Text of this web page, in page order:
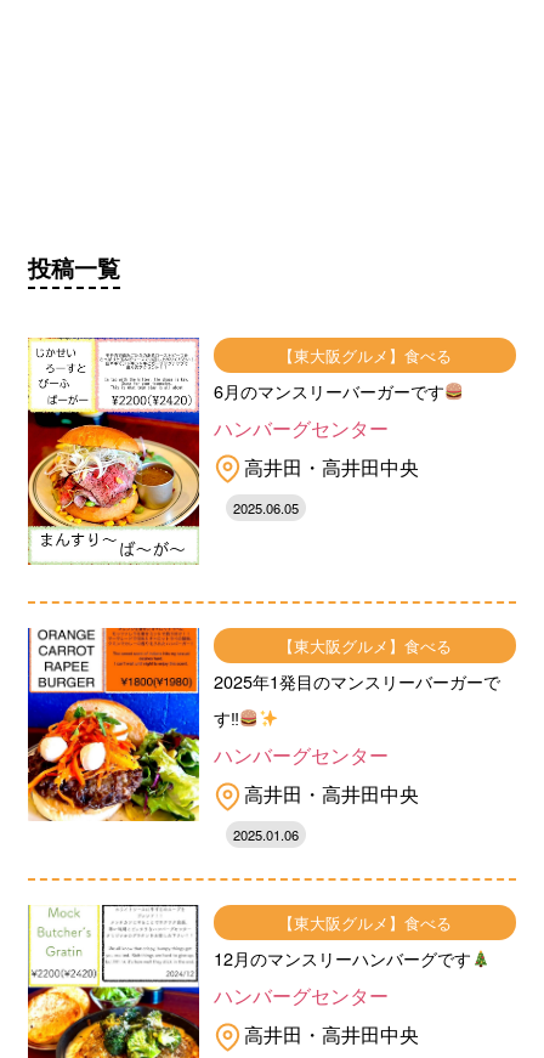
投稿一覧
【東大阪グルメ】食べる
6月のマンスリーバーガーです
ハンバーグセンター
高井田・高井田中央
2025.06.05
【東大阪グルメ】食べる
2025年1発目のマンスリーバーガーで
す‼︎
ハンバーグセンター
高井田・高井田中央
2025.01.06
【東大阪グルメ】食べる
12月のマンスリーハンバーグです
ハンバーグセンター
高井田・高井田中央